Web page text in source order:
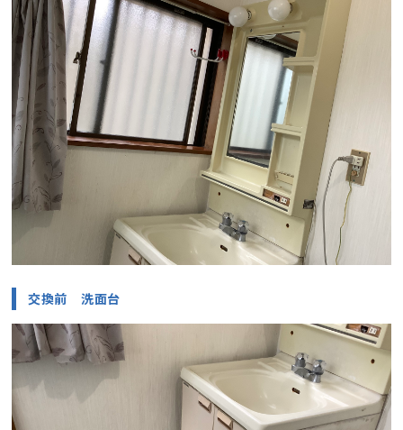
交換前 洗面台